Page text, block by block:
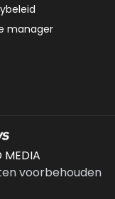
manager
voorbehouden